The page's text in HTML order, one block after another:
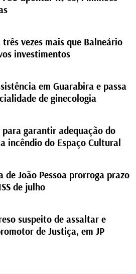
vezes mais que Balneário
investimentos
em Guarabira e passa
de ginecologia
garantir adequação do
incêndio do Espaço Cultural
de João Pessoa prorroga prazo
de julho
suspeito de assaltar e
de Justiça, em JP